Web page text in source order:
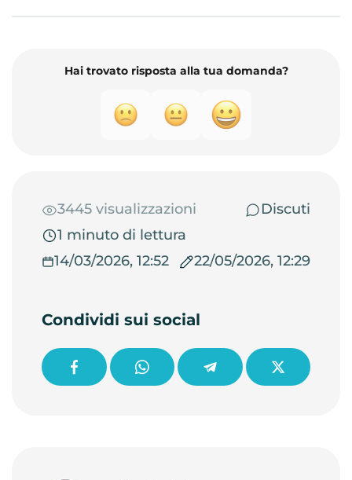
Hai trovato risposta alla tua domanda?
3445 visualizzazioni
Discuti
1 minuto di lettura
14/03/2026, 12:52
22/05/2026, 12:29
Condividi sui social